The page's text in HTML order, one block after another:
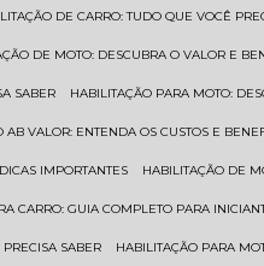
DE CARRO: TUDO QUE VOCÊ
DE MOTO: DESCUBRA O VALOR E
SABER HABILITAÇÃO PARA MOTO:
AB VALOR: ENTENDA OS CUSTOS E
IMPORTANTES HABILITAÇÃO DE
CARRO: GUIA COMPLETO PARA
SABER HABILITAÇÃO PARA